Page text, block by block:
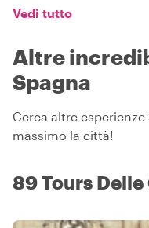
Vedi tutto
Altre
Spagna
Cerca altre
massimo la città!
89 Tours